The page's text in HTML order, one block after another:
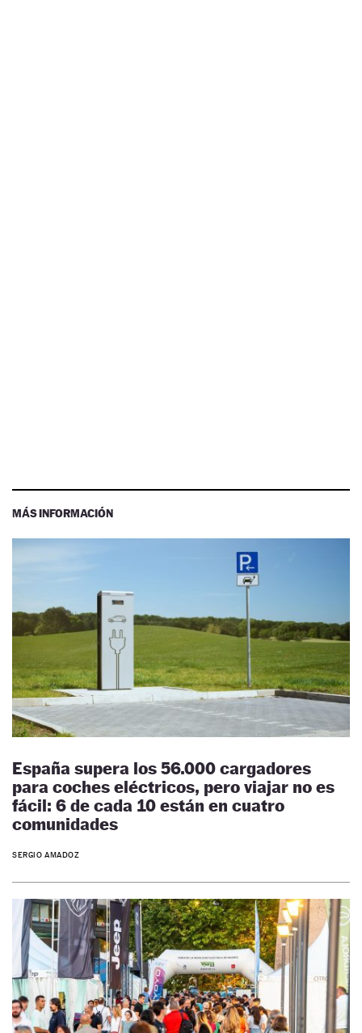
MÁS INFORMACIÓN
España supera los 56.000 cargadores
para coches eléctricos, pero viajar no es
fácil: 6 de cada 10 están en cuatro
comunidades
SERGIO AMADOZ